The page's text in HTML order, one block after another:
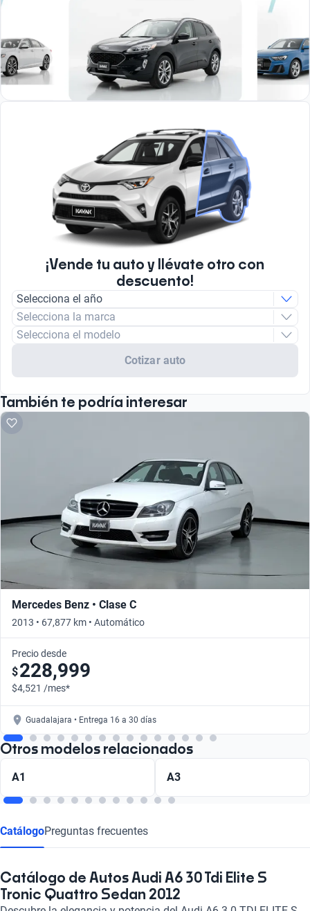
¡Vende tu auto y llévate otro con
descuento!
Selecciona el año
Selecciona la marca
Selecciona el modelo
Cotizar auto
También te podría interesar
Mercedes Benz • Clase C
2013 • 67,877 km • Automático
Precio desde
$228,999
$4,521 /mes*
Guadalajara • Entrega 16 a 30 días
Otros modelos relacionados
A1 A3
CatálogoPreguntas frecuentes
Catálogo de Autos Audi A6 30 Tdi Elite S
Tronic Quattro Sedan 2012